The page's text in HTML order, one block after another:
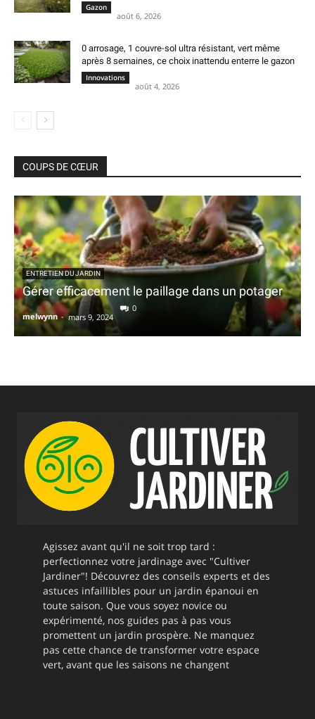
Gazon
août 6, 2026
0 arrosage, 1 couvre-sol ultra résistant, vert même
après 8 semaines, ce choix inattendu enterre le gazon
Innovations
août 4, 2026
COUPS DE CŒUR
ENTRETIEN DU JARDIN
Gérer efficacement le paillage dans un potager
melwynn - mars 9, 2024
0
Agissez avant qu'il ne soit trop tard :
perfectionnez votre jardinage avec "Cultiver
Jardiner"! Découvrez des conseils experts et des
astuces infaillibles pour un jardin épanoui en
toute saison. Que vous soyez novice ou
expérimenté, nos guides pas à pas vous
promettent un jardin prospère. Ne manquez
pas cette chance de transformer votre espace
vert, avant que les saisons ne changent